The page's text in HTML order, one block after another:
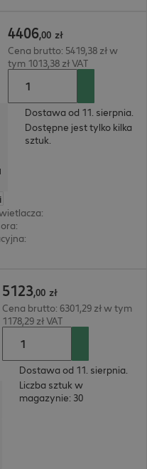
:
:
:
4406,00 zł
Cena brutto: 5419,38 zł w
tym 1013,38 zł VAT
Dostawa od 11. sierpnia.
Dostępne jest tylko kilka
sztuk.
5123,00 zł
Cena brutto: 6301,29 zł w tym
1178,29 zł VAT
Dostawa od 11. sierpnia.
Liczba sztuk w
magazynie: 30